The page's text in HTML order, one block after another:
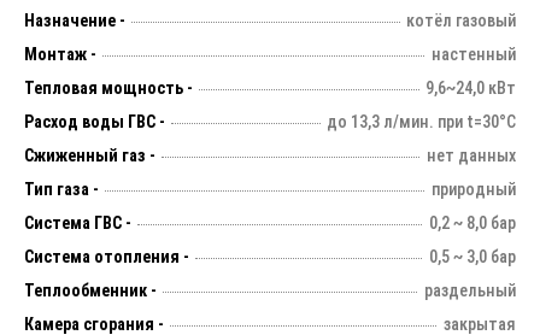
Назначение -
котёл газовый
Монтаж -
настенный
Тепловая мощность -
9,6~24,0 кВт
Расход воды ГВС -
до 13,3 л/мин. при t=30°C
Сжиженный газ -
нет данных
Тип газа -
природный
Система ГВС -
0,2 ~ 8,0 бар
Система отопления -
0,5 ~ 3,0 бар
Теплообменник -
раздельный
Камера сгорания -
закрытая